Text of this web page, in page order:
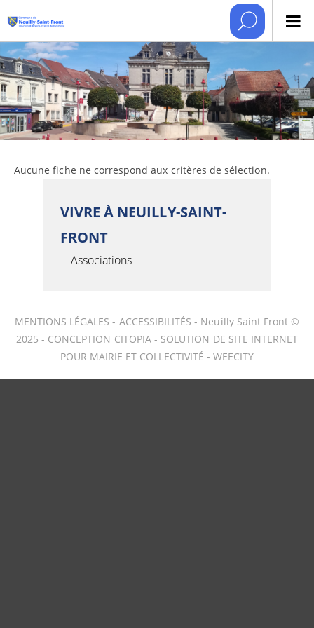
Aucune fiche ne correspond aux critères de sélection.
VIVRE À NEUILLY-SAINT-
FRONT
Associations
MENTIONS LÉGALES - ACCESSIBILITÉS - Neuilly Saint Front ©
2025 - CONCEPTION CITOPIA- SOLUTION DE SITE INTERNET
POUR MAIRIE ET COLLECTIVITÉ - WEECITY